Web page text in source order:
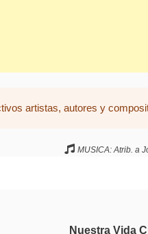
artistas, autores y
MUSICA: Atrib. a
Nuestra Vida